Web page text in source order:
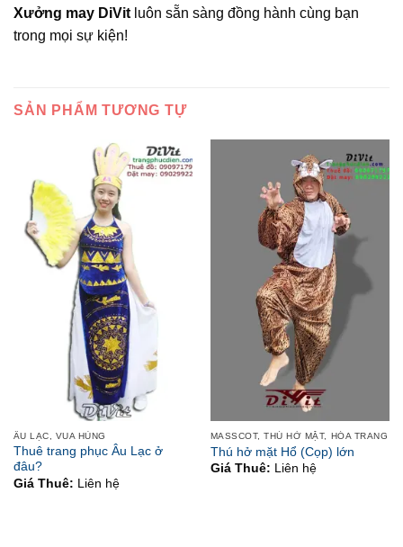
Xưởng may DiVit luôn sẵn sàng đồng hành cùng bạn
trong mọi sự kiện!
SẢN PHẨM TƯƠNG TỰ
ÂU LẠC, VUA HÙNG
Thuê trang phục Âu Lạc ở
đâu?
Giá Thuê: Liên hệ
MASSCOT, THÚ HỞ MẶT, HÓA TRANG
Thú hở mặt Hổ (Cọp) lớn
Giá Thuê: Liên hệ